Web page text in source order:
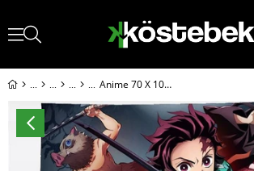
Anime 70 X 100 Cm Demon Slayer Golden Shot Duvar Halısı